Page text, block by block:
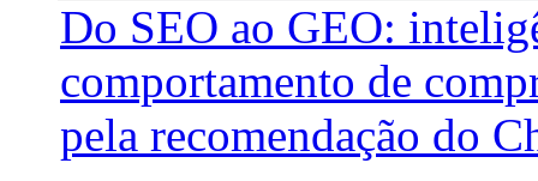
Do SEO ao GEO:
comportamento de
pela recomendação do